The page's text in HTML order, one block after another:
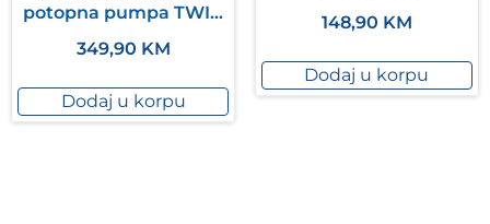
potopna pumpa TWIN
349,90 KM
Dodaj u korpu
148,90 KM
Dodaj u korpu